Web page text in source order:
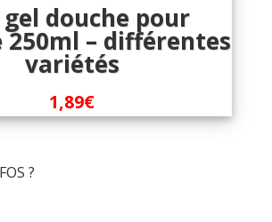
gel douche pour
250ml – différentes
variétés
1,89€
?